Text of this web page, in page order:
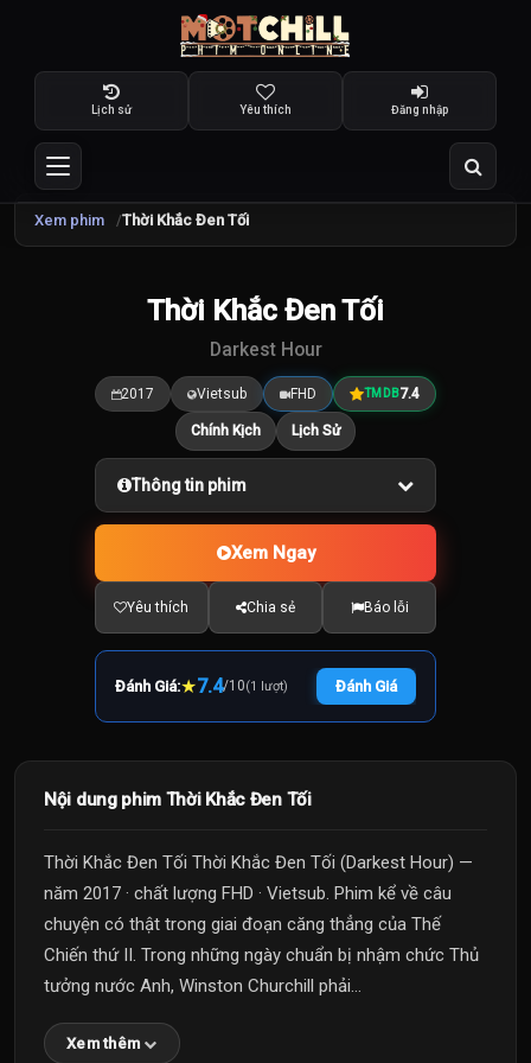
Lịch sử Yêu thích Đăng nhập
Xem phim Thời Khắc Đen Tối
7.4
Thời Khắc Đen Tối
Darkest Hour
2017 Vietsub FHD TMDB7.4
Chính Kịch Lịch Sử
Thông tin phim
Xem Ngay
Yêu thích Chia sẻ Báo lỗi
Đánh Giá:★7.4/10(1 lượt) Đánh Giá
Nội dung phim Thời Khắc Đen Tối
Thời Khắc Đen Tối Thời Khắc Đen Tối (Darkest Hour) —
năm 2017 · chất lượng FHD · Vietsub. Phim kể về câu
chuyện có thật trong giai đoạn căng thẳng của Thế
Chiến thứ II. Trong những ngày chuẩn bị nhậm chức Thủ
tưởng nước Anh, Winston Churchill phải...
Xem thêm